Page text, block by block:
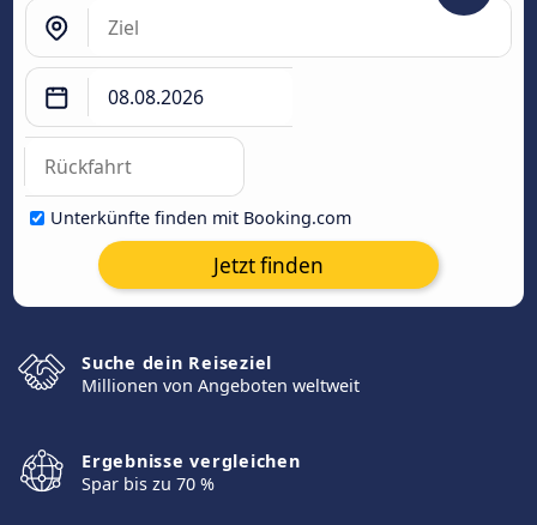
Unterkünfte finden mit Booking.com
Jetzt finden
Suche dein Reiseziel
Millionen von Angeboten weltweit
Ergebnisse vergleichen
Spar bis zu 70 %